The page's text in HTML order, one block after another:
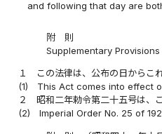
and following that day are
附 則
Supplementary Provisions
１
この法律は、公布の日からこ
(1)
This Act comes into effect
２
昭和二年勅令第二十五号は、
(2)
Imperial Order No. 25 of